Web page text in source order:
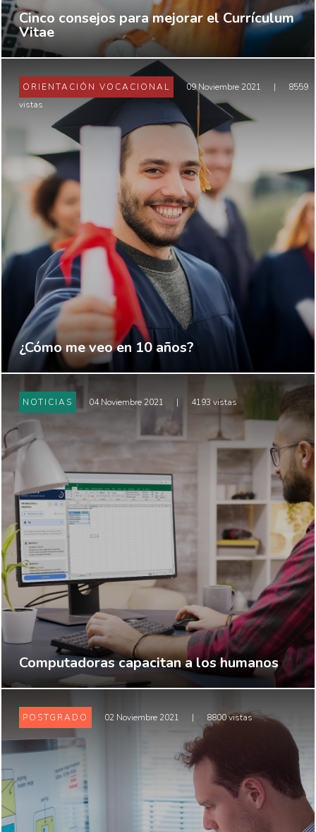
Cinco consejos para mejorar el Currículum
Vitae
ORIENTACIÓN VOCACIONAL 09 Noviembre 2021 |
8559
vistas
¿Cómo me veo en 10 años?
NOTICIAS 04 Noviembre 2021 | 4193 vistas
Computadoras capacitan a los humanos
POSTGRADO 02 Noviembre 2021 | 8800 vistas